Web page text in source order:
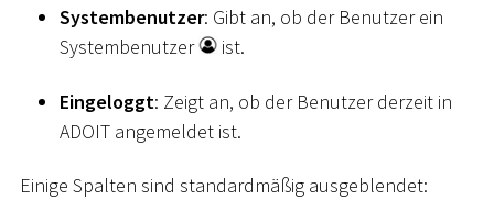
Systembenutzer: Gibt an, ob der Benutzer ein
Systembenutzer
ist.
Eingeloggt: Zeigt an, ob der Benutzer derzeit in
ADOIT angemeldet ist.
Einige Spalten sind standardmäßig ausgeblendet: